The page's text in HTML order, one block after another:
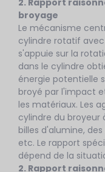
broyage
Le mécanisme
cylindre rotatif
s'appuie sur la
dans le cylindre
énergie potentielle
broyé par l'impact
les matériaux. Les
cylindre du broyeur
billes d'alumine,
etc. Le rapport
dépend de la
2. Rapport